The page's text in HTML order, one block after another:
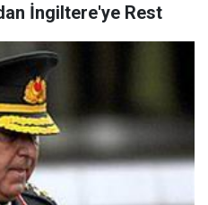
İngiltere'ye Rest